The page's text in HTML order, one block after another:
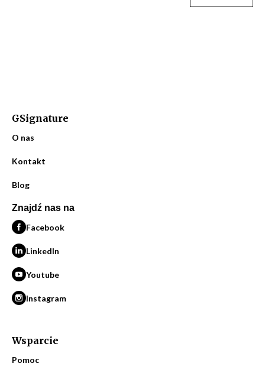
GSignature
O nas
Kontakt
Blog
Znajdź nas na
Facebook
LinkedIn
Youtube
Instagram
Wsparcie
Pomoc